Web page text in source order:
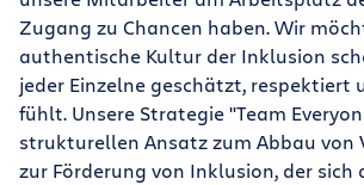
Zugang zu Chancen haben. Wir
authentische Kultur der Inklusion
jeder Einzelne geschätzt,
fühlt. Unsere Strategie "Team
strukturellen Ansatz zum Abbau von
zur Förderung von Inklusion, der sich